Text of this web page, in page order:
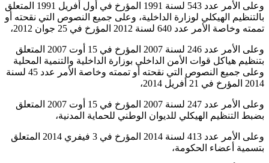
وعلى الأمر عدد 543 لسنة 1991 المؤرخ في أول أفريل 1991 المتعلق
بالتنظيم الهيكلي لوزارة الداخلية، وعلى جميع النصوص التي نقحته أو
تممته وخاصة الأمر عدد 640 لسنة 2012 المؤرخ في 25 جوان 2012،
وعلى الأمر عدد 246 لسنة 2007 المؤرخ في 15 أوت 2007 المتعلق
بتنظيم هياكل قوات الأمن الداخلي بوزارة الداخلية والتنمية المحلية
وعلى جميع النصوص التي نقحته أو تممته وخاصة الأمر عدد 45 لسنة
2014 المؤرخ في 21 أفريل 2014،
وعلى الأمر عدد 247 لسنة 2007 المؤرخ في 15 أوت 2007 المتعلق
بضبط التنظيم الهيكلي للديوان الوطني للحماية المدنية،
وعلى الأمر عدد 413 لسنة 2014 المؤرخ في 3 فيفري 2014 المتعلق
بتسمية أعضاء الحكومة،